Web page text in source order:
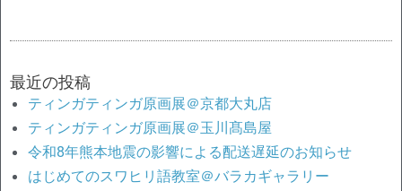
最近の投稿
ティンガティンガ原画展＠京都大丸店
ティンガティンガ原画展＠玉川髙島屋
令和8年熊本地震の影響による配送遅延のお知らせ
はじめてのスワヒリ語教室＠バラカギャラリー